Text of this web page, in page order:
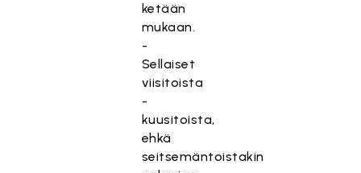
ketään
mukaan.
-
Sellaiset
viisitoista
-
kuusitoista,
ehkä
seitsemäntoistakin